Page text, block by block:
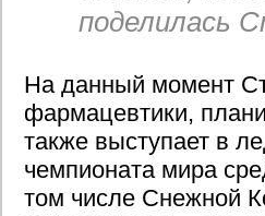
поделилась
На данный момент
фармацевтики,
также выступает в
чемпионата мира
том числе Снежной